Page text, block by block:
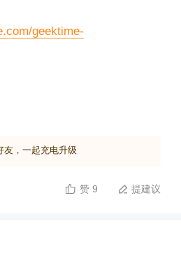
geektime-
友，一起充电升级
 赞 9  提建议